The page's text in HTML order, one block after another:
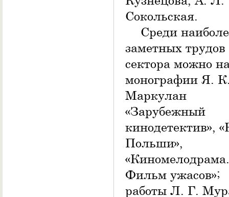
Сокольская.
Среди
заметных трудов
сектора можно
монографии Я.
Маркулан
«Зарубежный
кинодетектив»,
Польши»,
«Киномелодрама.
Фильм ужасов»;
работы Л. Г.